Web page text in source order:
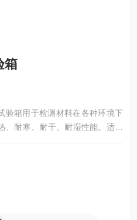
箱
验箱用于检测材料在各种环境下
耐寒、耐干、耐湿性能。适合
、塑胶制品、金属、食品、化